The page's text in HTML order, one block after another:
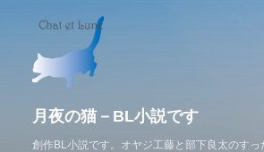
月夜の猫－BL小説です
創作BL小説です。オヤジ工藤と部下良太のすっ